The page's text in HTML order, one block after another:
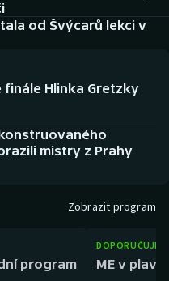
od Švýcarů lekci v
finále Hlinka Gretzky
mistry z Prahy
Zobrazit program
program ME v